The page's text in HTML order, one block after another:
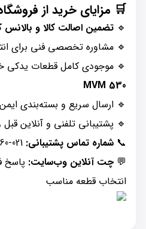
🛒 مزایای خرید از
🔹 تضمین اصالت کالا و بالانس
🔹 مشاوره تخصصی فنی برای
🔹 موجودی کامل قطعات یدکی
MVM 530
🔹 ارسال سریع و بسته‌بندی ایمن
🔹 پشتیبانی تلفنی و آنلاین
📞 شماره تماس پشتیبانی:
💬 چت آنلاین وب‌سایت: پاسخ
انتخاب قطعه مناسب